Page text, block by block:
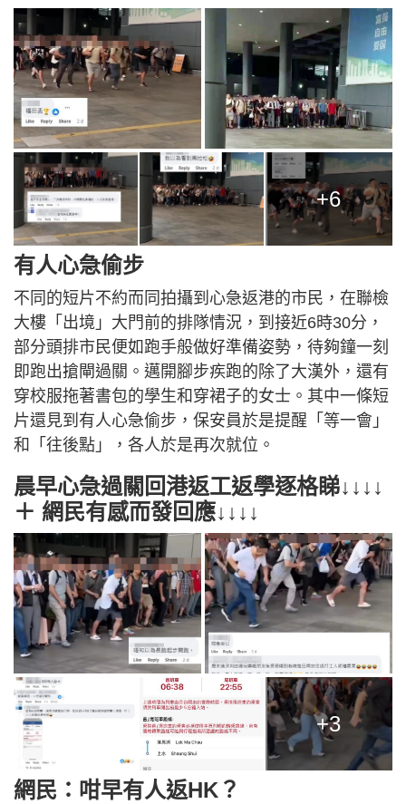
+6
有人心急偷步
不同的短片不約而同拍攝到心急返港的市民，在聯檢
大樓「出境」大門前的排隊情況，到接近6時30分，
部分頭排市民便如跑手般做好準備姿勢，待夠鐘一刻
即跑出搶閘過關。邁開腳步疾跑的除了大漢外，還有
穿校服拖著書包的學生和穿裙子的女士。其中一條短
片還見到有人心急偷步，保安員於是提醒「等一會」
和「往後點」，各人於是再次就位。
晨早心急過關回港返工返學逐格睇↓↓↓↓
＋ 網民有感而發回應↓↓↓↓
+3
網民：咁早有人返HK？